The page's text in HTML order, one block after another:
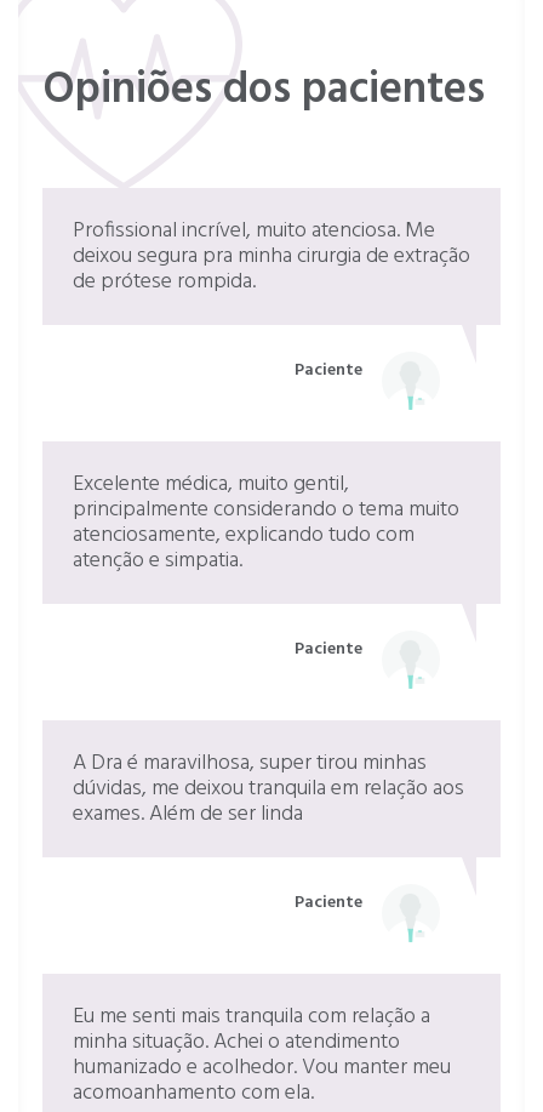
Opiniões dos pacientes
Profissional incrível, muito atenciosa. Me
deixou segura pra minha cirurgia de extração
de prótese rompida.
Paciente
Excelente médica, muito gentil,
principalmente considerando o tema muito
atenciosamente, explicando tudo com
atenção e simpatia.
Paciente
A Dra é maravilhosa, super tirou minhas
dúvidas, me deixou tranquila em relação aos
exames. Além de ser linda
Paciente
Eu me senti mais tranquila com relação a
minha situação. Achei o atendimento
humanizado e acolhedor. Vou manter meu
acomoanhamento com ela.